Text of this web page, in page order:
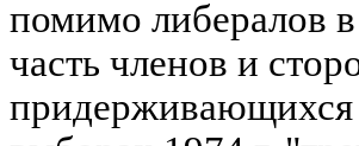
помимо либералов
часть членов и